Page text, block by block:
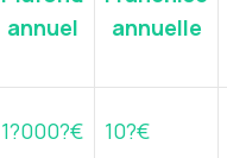
annuel
annuelle
1?000?€ 10?€